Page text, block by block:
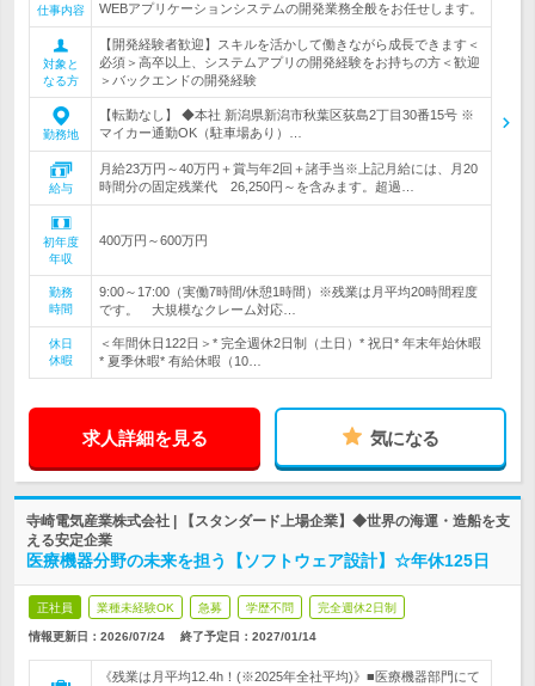
仕事内容
WEBアプリケーションシステムの開発業務全般をお任せします。
対象と
なる方
【開発経験者歓迎】スキルを活かして働きながら成長できます＜
必須＞高卒以上、システムアプリの開発経験をお持ちの方＜歓迎
＞バックエンドの開発経験
勤務地
【転勤なし】 ◆本社 新潟県新潟市秋葉区荻島2丁目30番15号 ※
マイカー通勤OK（駐車場あり）…
給与
月給23万円～40万円＋賞与年2回＋諸手当※上記月給には、月20
時間分の固定残業代 26,250円～を含みます。超過…
初年度
年収
400万円～600万円
勤務
時間
9:00～17:00（実働7時間/休憩1時間）※残業は月平均20時間程度
です。 大規模なクレーム対応…
休日
休暇
＜年間休日122日＞* 完全週休2日制（土日）* 祝日* 年末年始休暇
* 夏季休暇* 有給休暇（10…
求人詳細を見る 気になる
寺崎電気産業株式会社 | 【スタンダード上場企業】◆世界の海運・造船を支
える安定企業
医療機器分野の未来を担う【ソフトウェア設計】☆年休125日
正社員 業種未経験OK 急募 学歴不問 完全週休2日制
情報更新日：2026/07/24 終了予定日： 2027/01/14
《残業は月平均12.4h！(※2025年全社平均)》■医療機器部門にて